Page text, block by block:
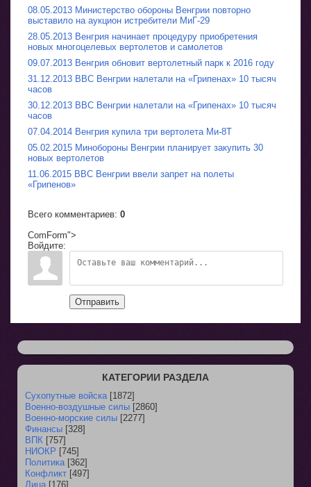
08.05.2013 Министерство обороны Венгрии повторно
выставило на аукцион истребители МиГ-29
28.05.2013 Венгрия начинает процедуру приобретения
новых многоцелевых вертолетов и самолетов
09.07.2013 Венгрия обновит вертолетный парк к 2016 году
31.12.2013 ВВС Венгрии налетали на «Грипенах» 10 тысяч
часов
30.12.2013 ВВС Венгрии налетали на «Грипенах» 10 тысяч
часов
07.04.2014 Венгрия купила три вертолета Ми-8Т
05.02.2015 Минобороны Венгрии планирует закупить 30
новых вертолетов
11.06.2015 ВВС Венгрии ввели запрет на полеты
«Грипенов»
Всего комментариев: 0
ComForm">
Войдите:
Отправить
КАТЕГОРИИ РАЗДЕЛА
Сухопутные войска [1872]
Военно-воздушные силы [2860]
Военно-морские силы [2277]
Финансы [328]
ВПК [757]
НИОКР [745]
Политика [362]
Конфликт [497]
Лица [176]